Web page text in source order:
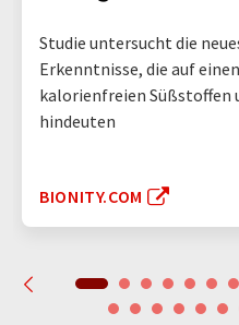
Studie untersucht die
Erkenntnisse, die auf
kalorienfreien
hindeuten
BIONITY.COM